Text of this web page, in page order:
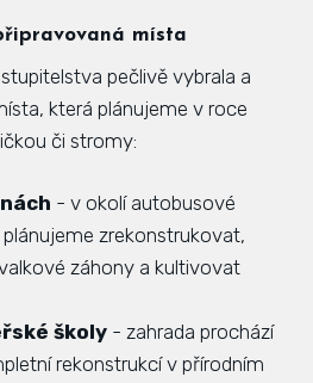
místa
pečlivě vybrala a
která plánujeme v roce
či stromy:
- v okolí autobusové
zrekonstrukovat,
záhony a kultivovat
školy - zahrada prochází
rekonstrukcí v přírodním